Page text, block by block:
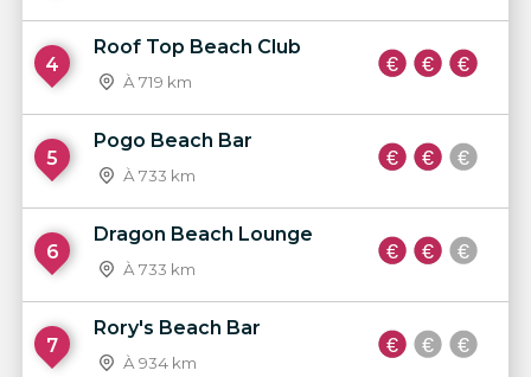
4
Roof Top Beach Club
À 719 km
5
Pogo Beach Bar
À 733 km
6
Dragon Beach Lounge
À 733 km
7
Rory's Beach Bar
À 934 km